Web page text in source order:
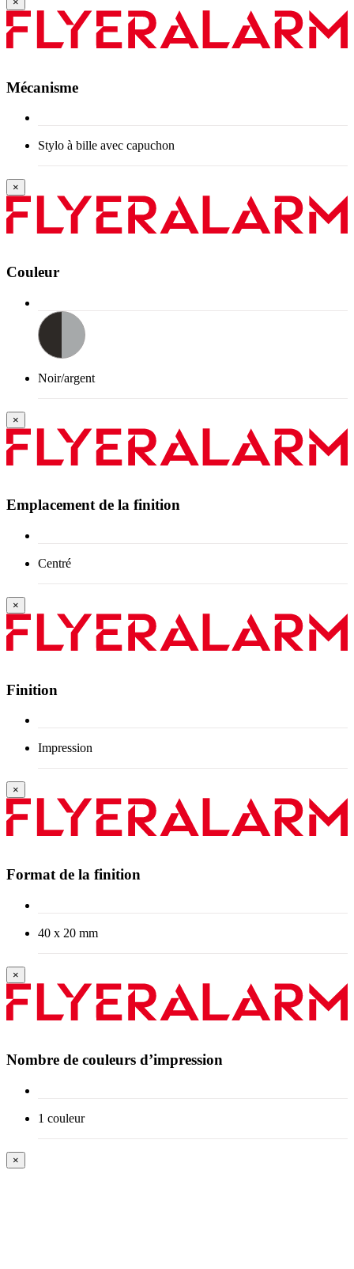
Mécanisme
Stylo à bille avec capuchon
×
Couleur
Noir/argent
×
Emplacement de la finition
Centré
×
Finition
Impression
×
Format de la finition
40 x 20 mm
×
Nombre de couleurs d’impression
1 couleur
×